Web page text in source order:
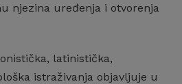
njezina uređenja i otvorenja
latinistička,
istraživanja objavljuje u